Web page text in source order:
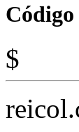
Código
$